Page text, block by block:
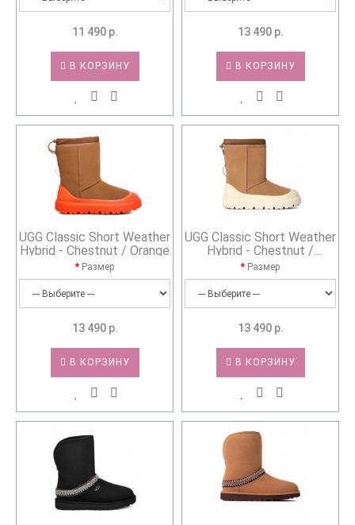
11 490 р.
В КОРЗИНУ
13 490 р.
В КОРЗИНУ
UGG Classic Short Weather
Hybrid - Chestnut / Orange
Размер
13 490 р.
В КОРЗИНУ
UGG Classic Short Weather
Hybrid - Chestnut /
Whitecap
Размер
13 490 р.
В КОРЗИНУ